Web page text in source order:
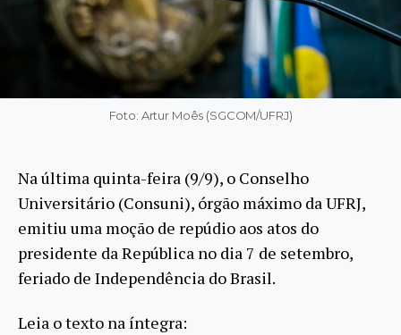
Foto: Artur Moês (SGCOM/UFRJ)
Na última quinta-feira (9/9), o Conselho
Universitário (Consuni), órgão máximo da UFRJ,
emitiu uma moção de repúdio aos atos do
presidente da República no dia 7 de setembro,
feriado de Independência do Brasil.
Leia o texto na íntegra: